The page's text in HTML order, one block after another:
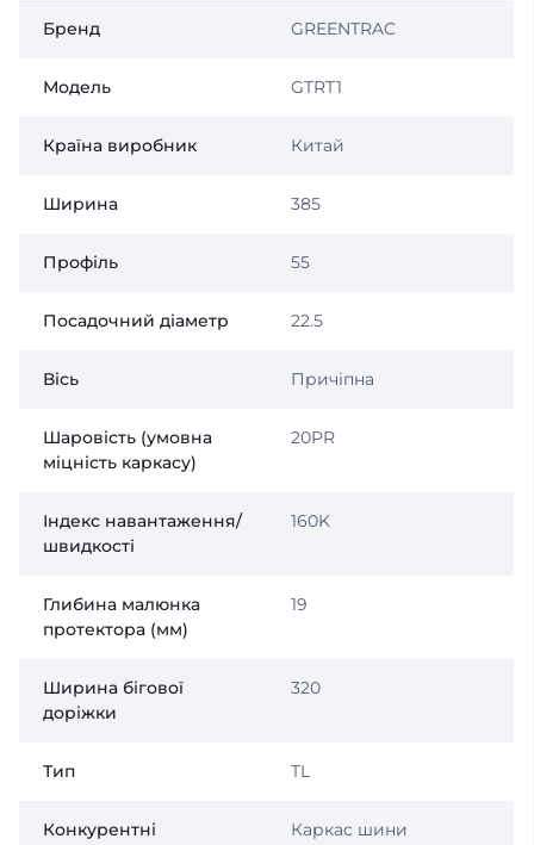
Бренд GREENTRAC
Модель GTRT1
Країна виробник Китай
Ширина 385
Профіль 55
Посадочний діаметр 22.5
Вісь Причіпна
Шаровість (умовна
міцність каркасу)
20PR
Індекс навантаження/
швидкості
160K
Глибина малюнка
протектора (мм)
19
Ширина бігової
доріжки
320
Тип TL
Конкурентні
Каркас шини